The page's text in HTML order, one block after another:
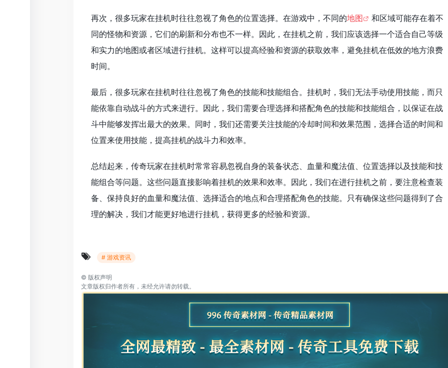
再次，很多玩家在挂机时往往忽视了角色的位置选择。在游戏中，不同的地图
和区域可能存在着不
同的怪物和资源，它们的刷新和分布也不一样。因此，在挂机之前，我们应该选择一个适合自己等级
和实力的地图或者区域进行挂机。这样可以提高经验和资源的获取效率，避免挂机在低效的地方浪费
时间。
最后，很多玩家在挂机时往往忽视了角色的技能和技能组合。挂机时，我们无法手动使用技能，而只
能依靠自动战斗的方式来进行。因此，我们需要合理选择和搭配角色的技能和技能组合，以保证在战
斗中能够发挥出最大的效果。同时，我们还需要关注技能的冷却时间和效果范围，选择合适的时间和
位置来使用技能，提高挂机的战斗力和效率。
总结起来，传奇玩家在挂机时常常容易忽视自身的装备状态、血量和魔法值、位置选择以及技能和技
能组合等问题。这些问题直接影响着挂机的效果和效率。因此，我们在进行挂机之前，要注意检查装
备、保持良好的血量和魔法值、选择适合的地点和合理搭配角色的技能。只有确保这些问题得到了合
理的解决，我们才能更好地进行挂机，获得更多的经验和资源。
# 游戏资讯
© 版权声明
文章版权归作者所有，未经允许请勿转载。